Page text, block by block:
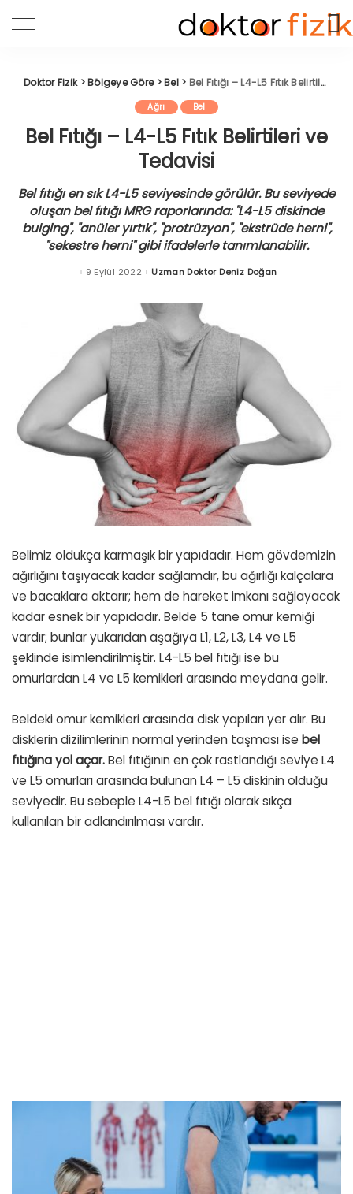
Doktor Fizik>Bölgeye Göre>Bel> Bel Fıtığı – L4-L5 Fıtık Belirtileri ve Tedavisi
Ağrı Bel
Bel Fıtığı – L4-L5 Fıtık Belirtileri ve
Tedavisi
Bel fıtığı en sık L4-L5 seviyesinde görülür. Bu seviyede
oluşan bel fıtığı MRG raporlarında: "L4-L5 diskinde
bulging", "anüler yırtık", "protrüzyon", "ekstrüde herni",
"sekestre herni" gibi ifadelerle tanımlanabilir.
9 Eylül 2022 Posted
Uzman Doktor Deniz Doğan
Belimiz oldukça karmaşık bir yapıdadır. Hem gövdemizin
ağırlığını taşıyacak kadar sağlamdır, bu ağırlığı kalçalara
ve bacaklara aktarır; hem de hareket imkanı sağlayacak
kadar esnek bir yapıdadır. Belde 5 tane omur kemiği
vardır; bunlar yukarıdan aşağıya L1, L2, L3, L4 ve L5
şeklinde isimlendirilmiştir. L4-L5 bel fıtığı ise bu
omurlardan L4 ve L5 kemikleri arasında meydana gelir.
Beldeki omur kemikleri arasında disk yapıları yer alır. Bu
disklerin dizilimlerinin normal yerinden taşması ise bel
fıtığına yol açar.Bel fıtığının en çok rastlandığı seviye L4
ve L5 omurları arasında bulunan L4 – L5 diskinin olduğu
seviyedir. Bu sebeple L4-L5 bel fıtığı olarak sıkça
kullanılan bir adlandırılması vardır.